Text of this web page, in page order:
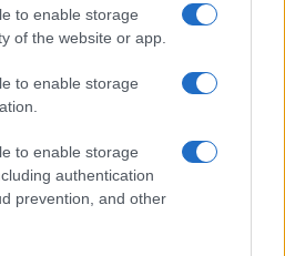
to enable storage
of the website or app.
to enable storage
to enable storage
authentication
prevention, and other
clave